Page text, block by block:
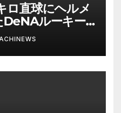
ロ直球にヘルメ
DeNAルーキー
声 「負けん気
CASTニュー